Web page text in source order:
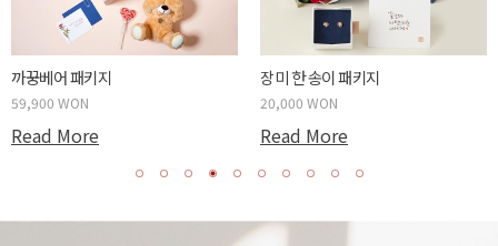
장미 한 송이 패키지
20,000 WON
Read More
Read More